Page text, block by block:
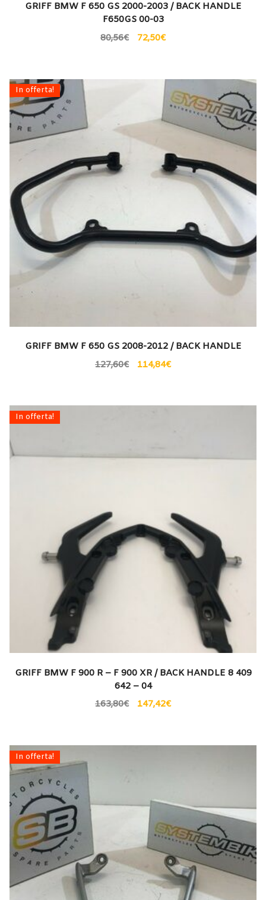
GRIFF BMW F 650 GS 2000-2003 / BACK HANDLE
F650GS 00-03
80,56€ 72,50€
In offerta!
GRIFF BMW F 650 GS 2008-2012 / BACK HANDLE
127,60€ 114,84€
In offerta!
GRIFF BMW F 900 R – F 900 XR / BACK HANDLE 8 409
642 – 04
163,80€ 147,42€
In offerta!